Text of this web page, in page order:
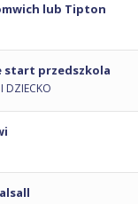
lub Tipton
start przedszkola
DZIECKO